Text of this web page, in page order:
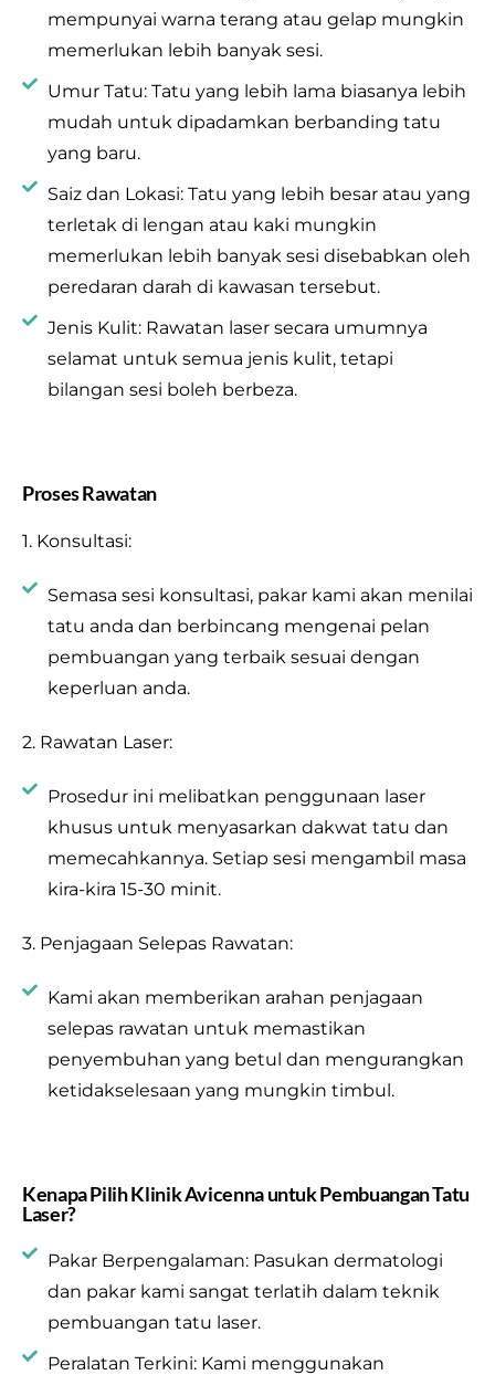
mempunyai warna terang atau gelap mungkin
memerlukan lebih banyak sesi.
Umur Tatu: Tatu yang lebih lama biasanya lebih
mudah untuk dipadamkan berbanding tatu
yang baru.
Saiz dan Lokasi: Tatu yang lebih besar atau yang
terletak di lengan atau kaki mungkin
memerlukan lebih banyak sesi disebabkan oleh
peredaran darah di kawasan tersebut.
Jenis Kulit: Rawatan laser secara umumnya
selamat untuk semua jenis kulit, tetapi
bilangan sesi boleh berbeza.
Proses Rawatan
1. Konsultasi:
Semasa sesi konsultasi, pakar kami akan menilai
tatu anda dan berbincang mengenai pelan
pembuangan yang terbaik sesuai dengan
keperluan anda.
2. Rawatan Laser:
Prosedur ini melibatkan penggunaan laser
khusus untuk menyasarkan dakwat tatu dan
memecahkannya. Setiap sesi mengambil masa
kira-kira 15-30 minit.
3. Penjagaan Selepas Rawatan:
Kami akan memberikan arahan penjagaan
selepas rawatan untuk memastikan
penyembuhan yang betul dan mengurangkan
ketidakselesaan yang mungkin timbul.
Kenapa Pilih Klinik Avicenna untuk Pembuangan Tatu
Laser?
Pakar Berpengalaman: Pasukan dermatologi
dan pakar kami sangat terlatih dalam teknik
pembuangan tatu laser.
Peralatan Terkini: Kami menggunakan